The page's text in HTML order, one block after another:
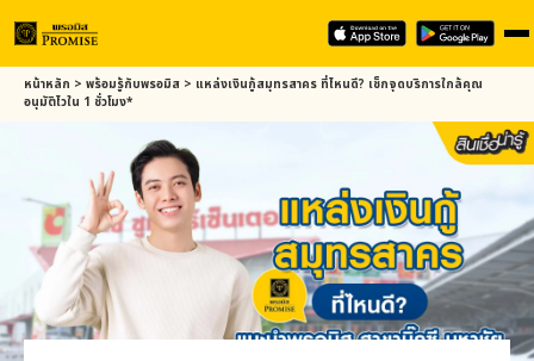
Skipหน้าหลัก > พร้อมรู้กับพรอมิส > แหล่งเงินกู้สมุทรสาคร ที่ไหนดี? เช็กจุดบริการใกล้คุณ
อนุมัติไวใน 1 ชั่วโมง*